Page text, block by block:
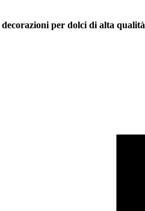
decorazioni per dolci di alta qualità